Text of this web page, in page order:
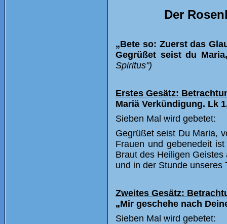
Der
„Bete so: Zuerst das
Gegrüßet seist du
Spiritus")
Erstes Gesätz:
Mariä Verkündigung. Lk
Sieben Mal wird gebetet:
Gegrüßet seist Du Maria,
Frauen und gebenedeit
Braut des Heiligen
und in der Stunde unseres
Zweites Gesätz:
„Mir geschehe nach
Sieben Mal wird gebetet: